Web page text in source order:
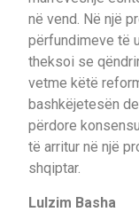
në vend. Në një
përfundimeve të
theksoi se
vetme këtë
bashkëjetesën
përdore
të arritur në një
shqiptar.
Lulzim Basha